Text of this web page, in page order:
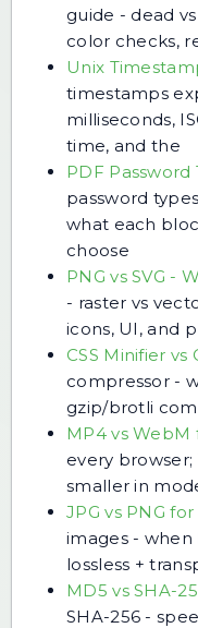
guide - dead
color checks,
Unix
timestamps
milliseconds,
time, and the
PDF Password
password
what each
choose
PNG vs SVG -
- raster vs
icons, UI, and
CSS Minifier
compressor -
gzip/brotli
MP4 vs
every
smaller in
JPG vs PNG
images - when
lossless +
MD5 vs SHA-
SHA-256 -